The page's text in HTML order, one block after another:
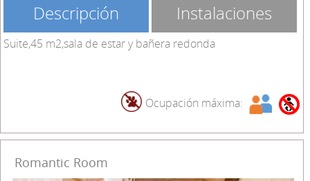
Descripción Instalaciones
Suite,45 m2,sala de estar y bañera redonda
Ocupación máxima:
Romantic Room